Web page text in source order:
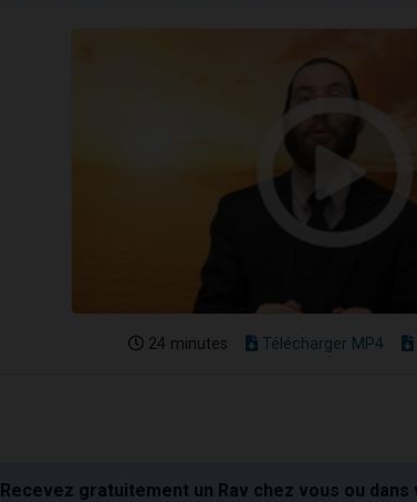
24 minutes Télécharger MP4
Recevez gratuitement un Rav chez vous ou